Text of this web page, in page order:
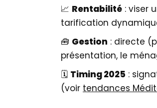
📈 Rentabilité : viser
tarification
🧰 Gestion : directe
présentation, le
🗓️ Timing 2025 :
(voir tendances